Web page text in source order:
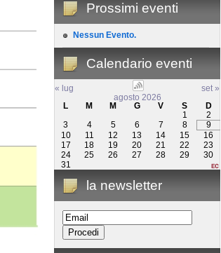
Prossimi eventi
Nessun Evento.
Calendario eventi
« lug
set »
agosto 2026
L
M M G V S
D
1
2
3
4 5 6 7 8
9
10
11 12 13 14 15
16
17
18 19 20 21 22
23
24
25 26 27 28 29
30
31
la newsletter